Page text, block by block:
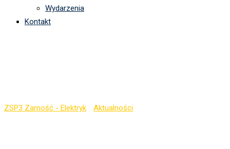
Wydarzenia
Kontakt
ZSP3 Zamość - Elektryk Aktualności